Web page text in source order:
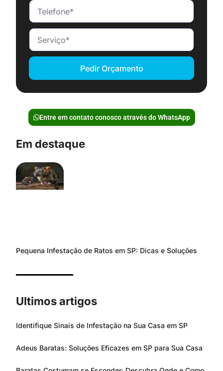
Pedir Orçamento
Entre em contato conosco através do WhatsApp
Em destaque
Pequena Infestação de Ratos em SP: Dicas e Soluções
Ultimos artigos
Identifique Sinais de Infestação na Sua Casa em SP
Adeus Baratas: Soluções Eficazes em SP para Sua Casa